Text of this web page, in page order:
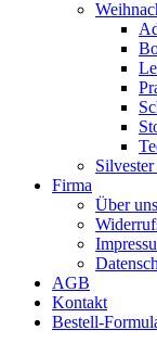
Firma
Über uns
AGB
Kontakt
Bestell-